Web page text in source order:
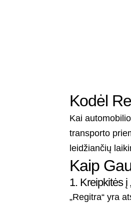
Kodėl
Kai
transporto
leidžiančių
Kaip
1. Kreipkitės į
„Regitra“ yra